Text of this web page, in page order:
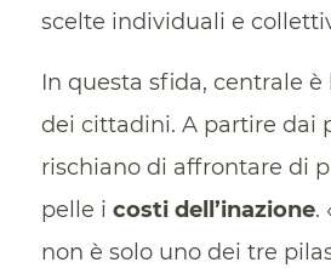
scelte individuali e
In questa sfida, centrale è
dei cittadini. A partire dai
rischiano di affrontare di
pelle i costi dell’inazione.
non è solo uno dei tre